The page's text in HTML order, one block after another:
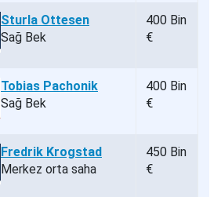
Sturla Ottesen
Sağ Bek
400 Bin
€
Tobias Pachonik
Sağ Bek
400 Bin
€
Fredrik Krogstad
Merkez orta saha
450 Bin
€